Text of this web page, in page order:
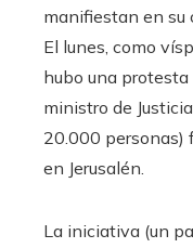
manifiestan en su
El lunes, como
hubo una
ministro de
20.000 personas)
en Jerusalén.
La iniciativa (un